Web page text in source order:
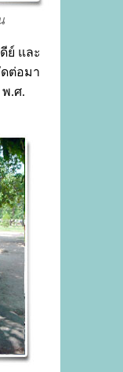
ย์ และ
ต่อมา
.ศ.